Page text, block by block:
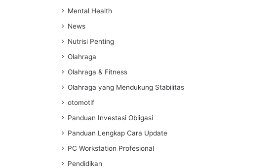
Mental Health
News
Nutrisi Penting
Olahraga
Olahraga & Fitness
Olahraga yang Mendukung Stabilitas
otomotif
Panduan Investasi Obligasi
Panduan Lengkap Cara Update
PC Workstation Profesional
Pendidikan